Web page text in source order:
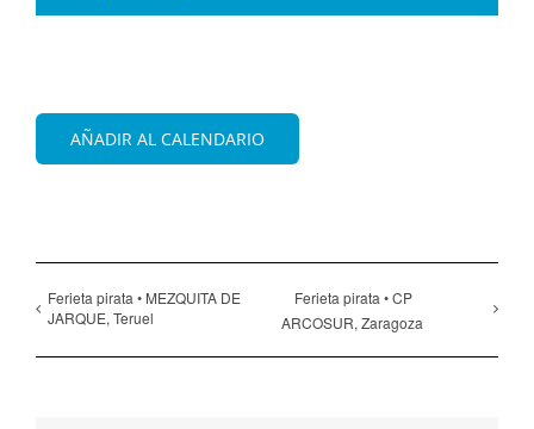
AÑADIR AL CALENDARIO
Ferieta pirata • MEZQUITA DE
JARQUE, Teruel
Ferieta pirata • CP
ARCOSUR, Zaragoza